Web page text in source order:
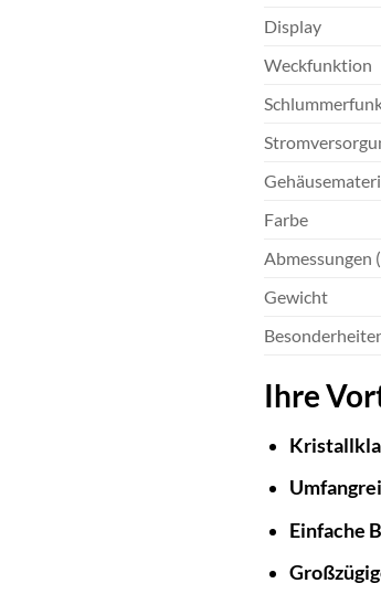
Display
Weckfunktion
Farbe
Abmessungen
Gewicht
Ihre
Einfache